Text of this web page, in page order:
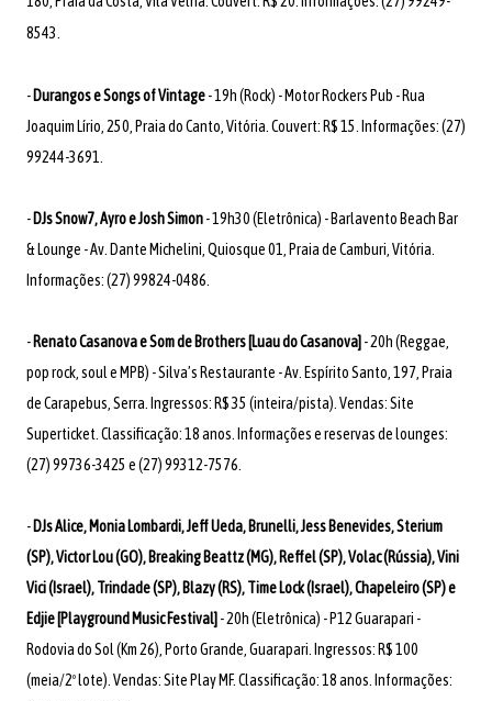
8543.
- Durangos e Songs of Vintage- 19h (Rock) - Motor Rockers Pub - Rua
Joaquim Lírio, 250, Praia do Canto, Vitória. Couvert: R$ 15. Informações: (27)
99244-3691.
- DJs Snow7, Ayro e Josh Simon- 19h30 (Eletrônica) - Barlavento Beach Bar
& Lounge - Av. Dante Michelini, Quiosque 01, Praia de Camburi, Vitória.
Informações: (27) 99824-0486.
- Renato Casanova e Som de Brothers [Luau do Casanova] - 20h (Reggae,
pop rock, soul e MPB) - Silva’s Restaurante - Av. Espírito Santo, 197, Praia
de Carapebus, Serra. Ingressos: R$ 35 (inteira/pista). Vendas: Site
Superticket. Classificação: 18 anos. Informações e reservas de lounges:
(27) 99736-3425 e (27) 99312-7576.
- DJs Alice, Monia Lombardi, Jeff Ueda, Brunelli, Jess Benevides, Sterium
(SP), Victor Lou (GO), Breaking Beattz (MG), Reffel (SP), Volac (Rússia), Vini
Vici (Israel), Trindade (SP), Blazy (RS), Time Lock (Israel), Chapeleiro (SP) e
Edjie [Playground Music Festival] - 20h (Eletrônica) - P12 Guarapari -
Rodovia do Sol (Km 26), Porto Grande, Guarapari. Ingressos: R$ 100
(meia/2º lote). Vendas: Site Play MF. Classificação: 18 anos. Informações: